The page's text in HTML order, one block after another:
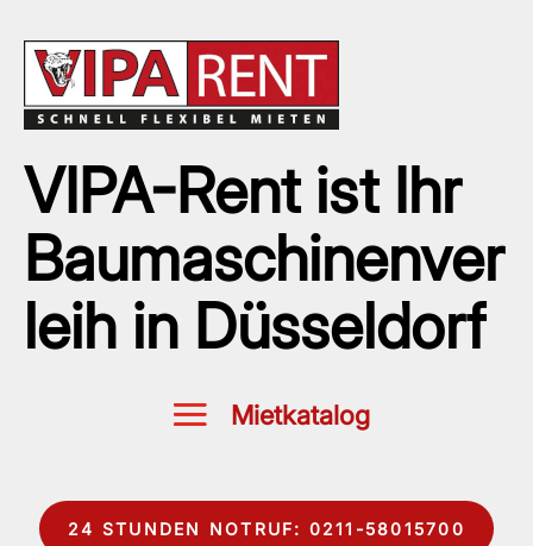
VIPA-Rent ist Ihr
Baumaschinenver
leih in Düsseldorf
24 STUNDEN NOTRUF: 0211-58015700